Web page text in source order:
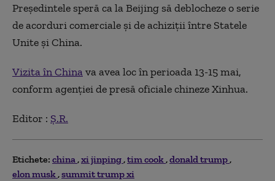
Preşedintele speră ca la Beijing să deblocheze o serie
de acorduri comerciale şi de achiziţii între Statele
Unite şi China.
Vizita în Chinava avea loc în perioada 13-15 mai,
conform agenţiei de presă oficiale chineze Xinhua.
Editor : Ș.R.
Etichete: china xi jinping tim cook donald trump
elon musk summit trump xi